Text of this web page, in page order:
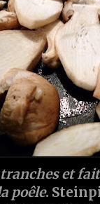
tranches et
poêle.